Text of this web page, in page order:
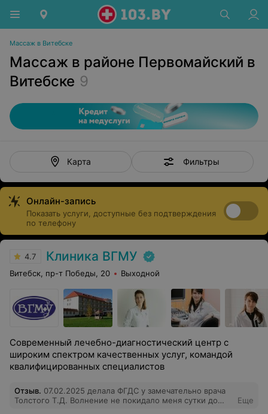
Массаж в Витебске
Массаж в районе Первомайский в
Витебске 9
Карта Фильтры
Онлайн-запись
Показать услуги, доступные без подтверждения
по телефону
4.7 Клиника ВГМУ
Витебск, пр-т Победы, 20 Выходной
Современный лечебно-диагностический центр с
широким спектром качественных услуг, командой
квалифицированных специалистов
Отзыв. 07.02.2025 делала ФГДС у замечательно врача
Толстого Т.Д. Волнение не покидало меня сутки до
Еще